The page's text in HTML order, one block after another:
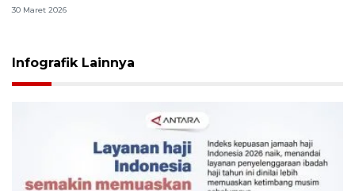
30 Maret 2026
Infografik Lainnya